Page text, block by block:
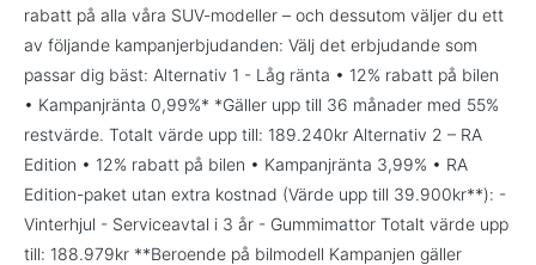
rabatt på alla våra SUV-modeller – och dessutom väljer du ett
av följande kampanjerbjudanden: Välj det erbjudande som
passar dig bäst: Alternativ 1 - Låg ränta • 12% rabatt på bilen
• Kampanjränta 0,99%* *Gäller upp till 36 månader med 55%
restvärde. Totalt värde upp till: 189.240kr Alternativ 2 – RA
Edition • 12% rabatt på bilen • Kampanjränta 3,99% • RA
Edition-paket utan extra kostnad (Värde upp till 39.900kr**): -
Vinterhjul - Serviceavtal i 3 år - Gummimattor Totalt värde upp
till: 188.979kr **Beroende på bilmodell Kampanjen gäller